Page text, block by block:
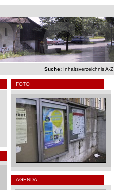
Suche: Inhaltsverzeichnis A-Z
FOTO
AGENDA